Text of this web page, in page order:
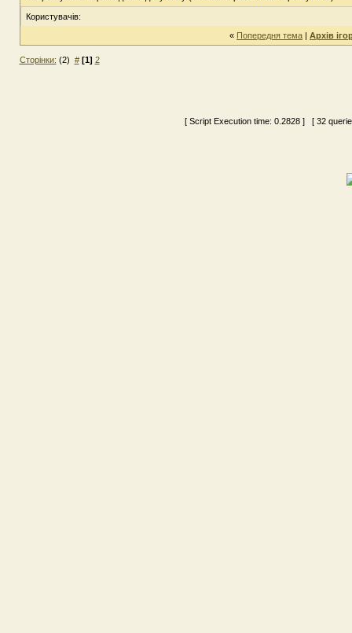
Користувачів:
« Попередня тема | Архів
Сторінки: (2) # [1] 2
[ Script Execution time: 0.2828 ] [ 32